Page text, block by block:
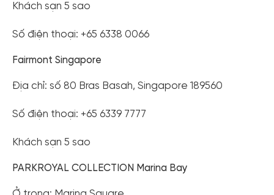
Khách sạn 5 sao
Số điện thoại: +65 6338 0066
Fairmont Singapore
Địa chỉ: số 80 Bras Basah, Singapore 189560
Số điện thoại: +65 6339 7777
Khách sạn 5 sao
PARKROYAL COLLECTION Marina Bay